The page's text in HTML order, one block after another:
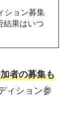
ション募集
結果はいつ
者の募集も
ィション参